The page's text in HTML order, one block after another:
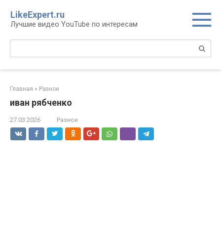
контенту
LikeExpert.ru
Лучшие видео YouTube по интересам
Главная » Разное
иван рябченко
27.03.2026 Разное